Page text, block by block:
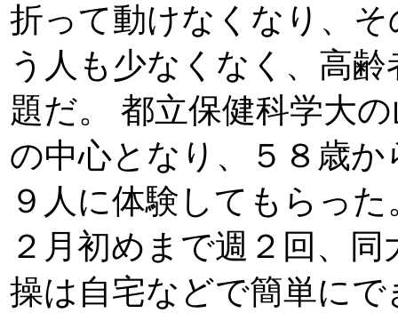
折って動けなくなり、
う人も少なくなく、高
題だ。 都立保健科学大
の中心となり、５８歳
９人に体験してもらっ
２月初めまで週２回、
操は自宅などで簡単に